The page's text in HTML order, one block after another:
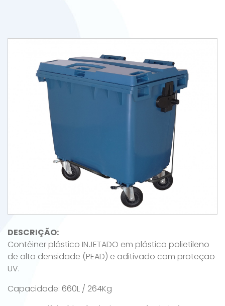
DESCRIÇÃO:
Contêiner plástico INJETADO em plástico polietileno
de alta densidade (PEAD) e aditivado com proteção
UV.
Capacidade: 660L / 264Kg